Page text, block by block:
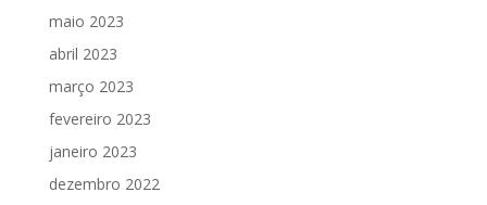
maio 2023
abril 2023
março 2023
fevereiro 2023
janeiro 2023
dezembro 2022